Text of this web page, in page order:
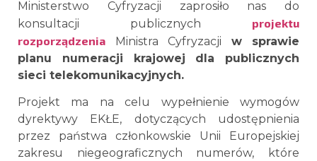
Ministerstwo Cyfryzacji zaprosiło nas do
konsultacji publicznych projektu
rozporządzenia Ministra Cyfryzacji w sprawie
planu numeracji krajowej dla publicznych
sieci telekomunikacyjnych.
Projekt ma na celu wypełnienie wymogów
dyrektywy EKŁE, dotyczących udostępnienia
przez państwa członkowskie Unii Europejskiej
zakresu niegeograficznych numerów, które